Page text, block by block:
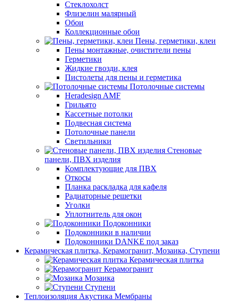
Стеклохолст
Флизелин малярный
Обои
Коллекционные обои
Пены, герметики, клеи
Пены монтажные, очистители пены
Герметики
Жидкие гвозди, клея
Пистолеты для пены и герметика
Потолочные системы
Heradesign AMF
Грильято
Кассетные потолки
Подвесная система
Потолочные панели
Светильники
Стеновые
панели, ПВХ изделия
Комплектующие для ПВХ
Откосы
Планка раскладка для кафеля
Радиаторные решетки
Уголки
Уплотнитель для окон
Подоконники
Подоконники в наличии
Подоконники DANKE под заказ
Керамическая плитка, Керамогранит, Мозаика, Ступени
Керамическая плитка
Керамогранит
Мозаика
Ступени
Теплоизоляция Акустика Мембраны